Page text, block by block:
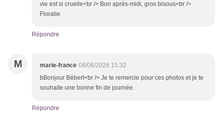
vie est si cruelle<br /> Bon après-midi, gros bisous<br />
Floralie
Répondre
M marie-france 08/06/2026 15:32
bBonjour Bébert<br /> Je te remercie pour ces photos et je te
souhaite une bonne fin de journée.
Répondre